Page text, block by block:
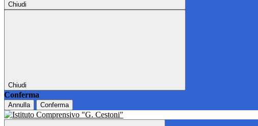
Chiudi
Chiudi
Conferma
Annulla Conferma